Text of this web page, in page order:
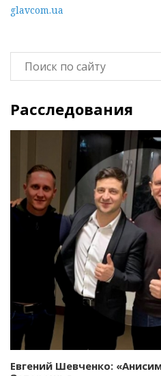
glavcom.ua
Расследования
Евгений Шевченко: